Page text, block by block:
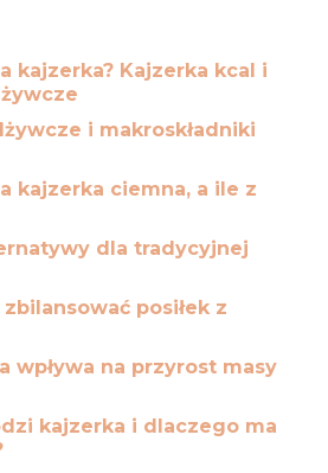
kajzerka? Kajzerka kcal i
i makroskładniki
kajzerka ciemna, a ile z
dla tradycyjnej
posiłek z
wpływa na przyrost masy
kajzerka i dlaczego ma